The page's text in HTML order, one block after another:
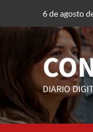
6 de agosto
DIARIO